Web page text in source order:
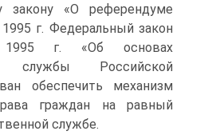
закону «О референдуме
г. Федеральный закон
г. «Об основах
службы Российской
обеспечить механизм
граждан на равный
службе.